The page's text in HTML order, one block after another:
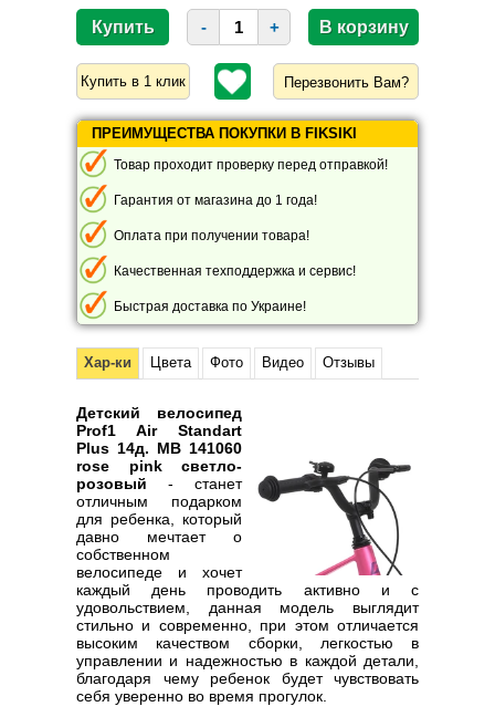
- +
Перезвонить Вам?
ПРЕИМУЩЕСТВА ПОКУПКИ В FIKSIKI
Товар проходит проверку перед отправкой!
Гарантия от магазина до 1 года!
Оплата при получении товара!
Качественная техподдержка и сервис!
Быстрая доставка по Украине!
Хар-ки Цвета Фото Видео Отзывы
Детский велосипед
Prof1 Air Standart
Plus 14д. MB 141060
rose pink светло-
розовый - станет
отличным подарком
для ребенка, который
давно мечтает о
собственном
велосипеде и хочет
каждый день проводить активно и с
удовольствием, данная модель выглядит
стильно и современно, при этом отличается
высоким качеством сборки, легкостью в
управлении и надежностью в каждой детали,
благодаря чему ребенок будет чувствовать
себя уверенно во время прогулок.